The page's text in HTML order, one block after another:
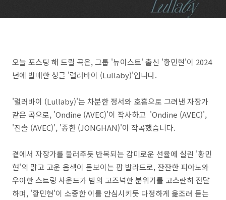
오늘 포스팅 해 드릴 곡은, 그룹 '뉴이스트' 출신 '황민현'이 2024
년에 발매한 싱글 '럴러바이 (Lullaby)'입니다.
'럴러바이 (Lullaby)'는 차분한 정서와 호흡으로 그려낸 자장가
같은 곡으로, 'Ondine (AVEC)'이 작사하고 'Ondine (AVEC)',
'진솔 (AVEC)', '종한 (JONGHAN)'이 작곡했습니다.
곁에서 자장가를 불러주듯 반복되는 감미로운 선율에 실린 '황민
현'의 맑고 고운 음색이 돋보이는 팝 발라드로, 잔잔한 피아노와
우아한 스트링 사운드가 밤의 고즈넉한 분위기를 고스란히 전달
하며, '황민현'이 소중한 이를 안심시키듯 다정하게 읊조려 듣는